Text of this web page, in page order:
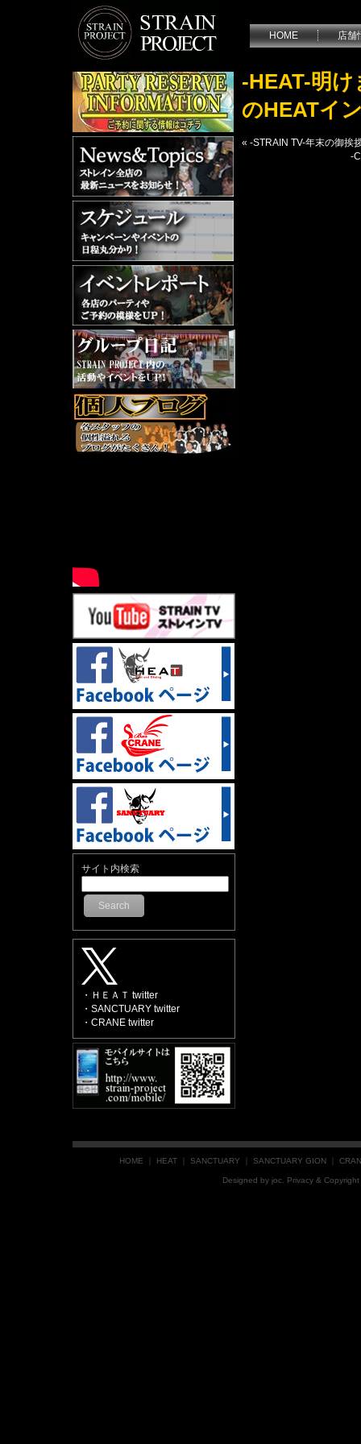
HOME 店舗
サイト内検索
Search
・ＨＥＡＴ twitter
・SANCTUARY twitter
・CRANE twitter
-HEAT-明
のHEATイ
« -STRAIN TV-年末の御挨
-
HOME HEAT SANCTUARY SANCTUARY GION
Designed by joc . Privacy &